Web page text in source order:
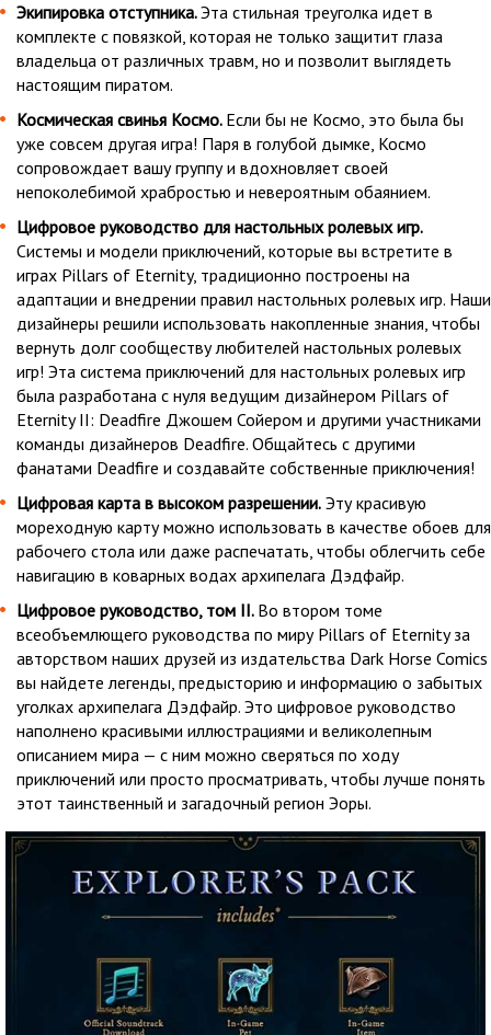
Экипировка отступника.Эта стильная треуголка идет в
комплекте с повязкой, которая не только защитит глаза
владельца от различных травм, но и позволит выглядеть
настоящим пиратом.
Космическая свинья Космо. Если бы не Космо, это была бы
уже совсем другая игра! Паря в голубой дымке, Космо
сопровождает вашу группу и вдохновляет своей
непоколебимой храбростью и невероятным обаянием.
Цифровое руководство для настольных ролевых игр.
Системы и модели приключений, которые вы встретите в
играх Pillars of Eternity, традиционно построены на
адаптации и внедрении правил настольных ролевых игр. Наши
дизайнеры решили использовать накопленные знания, чтобы
вернуть долг сообществу любителей настольных ролевых
игр! Эта система приключений для настольных ролевых игр
была разработана с нуля ведущим дизайнером Pillars of
Eternity II: Deadfire Джошем Сойером и другими участниками
команды дизайнеров Deadfire. Общайтесь с другими
фанатами Deadfire и создавайте собственные приключения!
Цифровая карта в высоком разрешении. Эту красивую
мореходную карту можно использовать в качестве обоев для
рабочего стола или даже распечатать, чтобы облегчить себе
навигацию в коварных водах архипелага Дэдфайр.
Цифровое руководство, том II. Во втором томе
всеобъемлющего руководства по миру Pillars of Eternity за
авторством наших друзей из издательства Dark Horse Comics
вы найдете легенды, предысторию и информацию о забытых
уголках архипелага Дэдфайр. Это цифровое руководство
наполнено красивыми иллюстрациями и великолепным
описанием мира — с ним можно сверяться по ходу
приключений или просто просматривать, чтобы лучше понять
этот таинственный и загадочный регион Эоры.